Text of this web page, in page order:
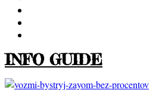
INFO GUIDE